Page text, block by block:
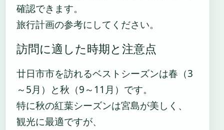
確認できます。
旅行計画の参考にしてください。
訪問に適した時期と注意点
廿日市市を訪れるベストシーズンは春（3
～5月）と秋（9～11月）です。
特に秋の紅葉シーズンは宮島が美しく、
観光に最適ですが、